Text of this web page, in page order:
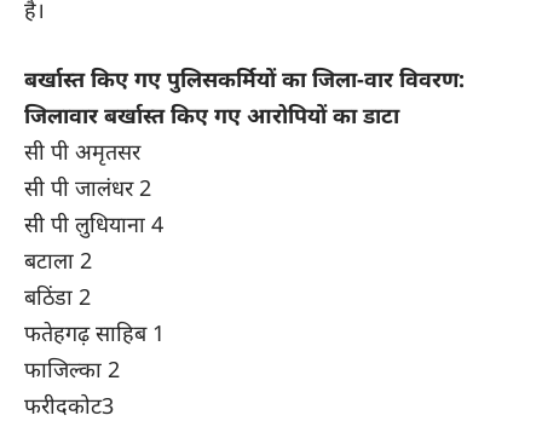
है।
बर्खास्त किए गए पुलिसकर्मियों का जिला-वार विवरण:
जिलावार बर्खास्त किए गए आरोपियों का डाटा
सी पी अमृतसर
सी पी जालंधर 2
सी पी लुधियाना 4
बटाला 2
बठिंडा 2
फतेहगढ़ साहिब 1
फाजिल्का 2
फरीदकोट3